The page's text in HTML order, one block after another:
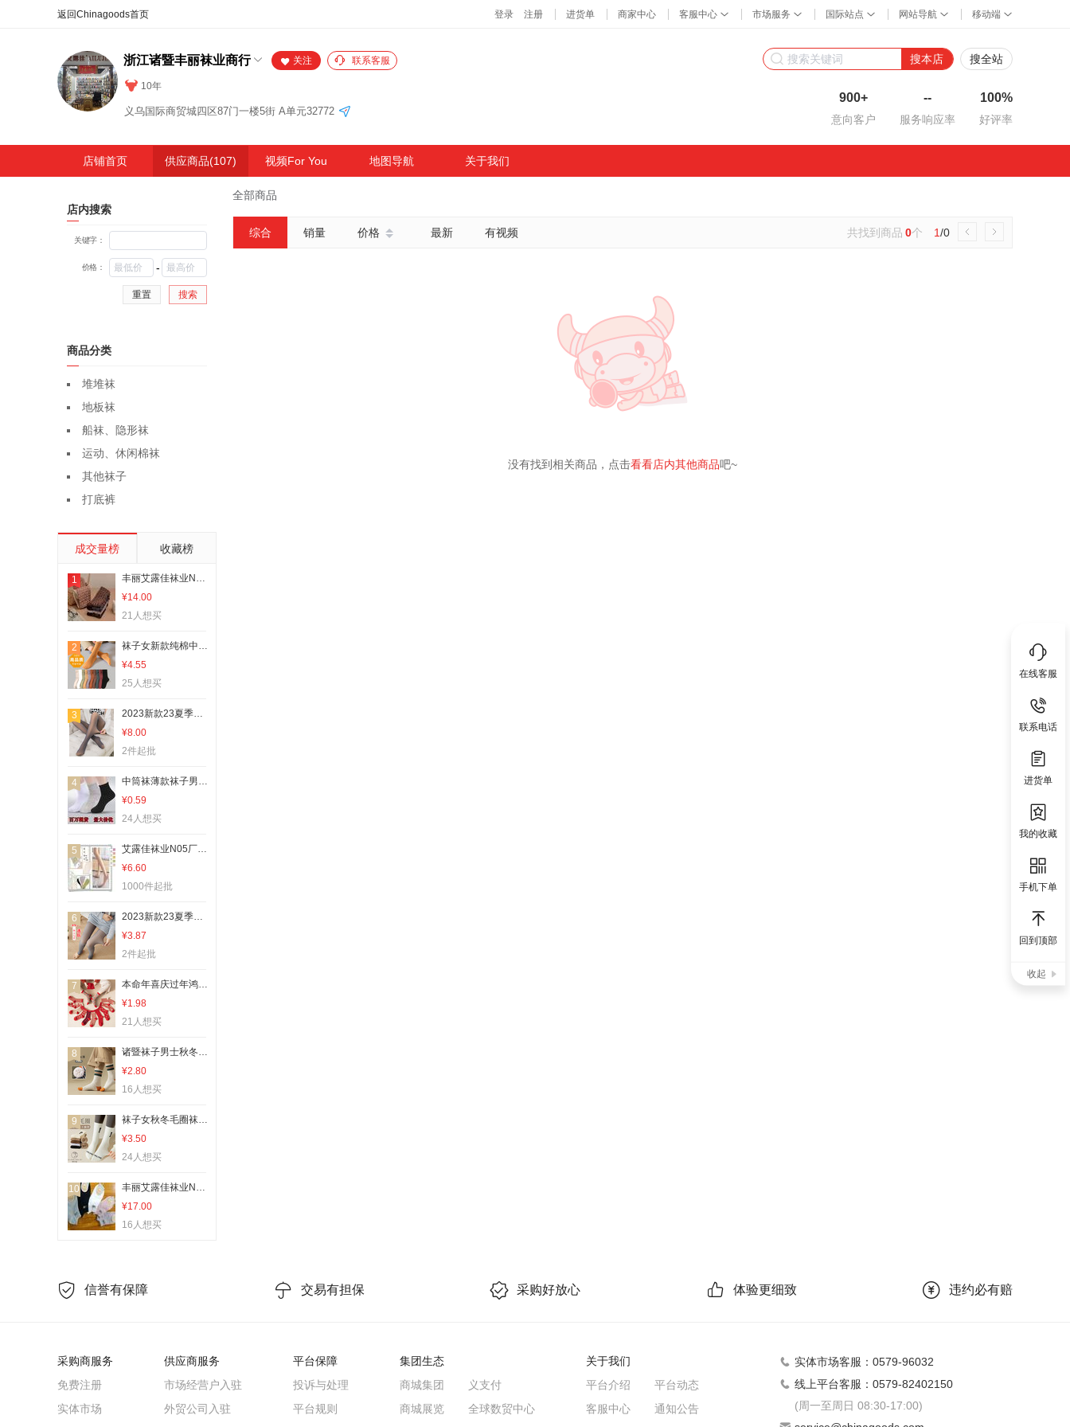
浙江诸暨丰丽袜业商行
10年
关注 联系客服
义乌国际商贸城四区87门一楼5街 A单元32772
搜本店 搜全站
900+
意向客户
--
服务响应率
100%
好评率
在线客服
联系电话
进货单
我的收藏
手机下单
回到顶部
收起
店铺首页 供应商品(107) 视频For You 地图导航 关于我们
店内搜索
关键字：
价格： -
重置 搜索
商品分类
堆堆袜
地板袜
船袜、隐形袜
运动、休闲棉袜
其他袜子
打底裤
成交量榜 收藏榜
1
丰丽艾露佳袜业N111厂家直销热卖款爆款棉袜船袜女短袜浅口隐形袜硅胶防滑夏季薄款
¥14.00
21人想买
2
袜子女新款纯棉中长筒秋冬季吸汗透气保暖女士纯色堆袜潮袜代批发
¥4.55
25人想买
3
2023新款23夏季新款23夏季新款跨境假透肉秋冬透肤大码打底裤加绒女空姐灰一体裤光腿加厚连裤袜
¥8.00
2件起批
4
中筒袜薄款袜子男纯色透气夏秋季休闲运动袜涤棉商务长袜新品批发
¥0.59
24人想买
5
艾露佳袜业N05厂家直销热卖款爆款蝴蝶结玻璃丝韩袜短袜
¥6.60
1000件起批
6
2023新款23夏季新款23夏季新款加绒加厚假透肉打底裤空姐灰透肤一体裤空姐袜光腿神器女秋冬外穿
¥3.87
2件起批
7
本命年喜庆过年鸿运袜大红色袜子女长袜冬中筒袜结婚礼品纯棉冬天
¥1.98
21人想买
8
诸暨袜子男士秋冬季厂家批发65克中筒毛圈加厚运动袜复古潮流代发
¥2.80
16人想买
9
袜子女秋冬毛圈袜保暖毛巾底字母中长筒情侣加厚ins运动配鲨鱼裤
¥3.50
24人想买
10
丰丽艾露佳袜业N112厂家直销热卖款爆款棉袜船袜女短袜浅口隐形袜硅胶防滑夏季薄款
¥17.00
16人想买
全部商品
综合 销量 价格 最新 有视频 共找到商品 0个 1/0
没有找到相关商品，点击看看店内其他商品吧~